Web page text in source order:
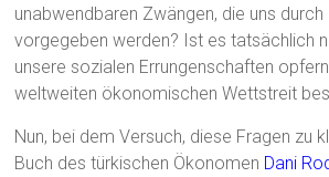
unabwendbaren Zwängen, die uns durch
vorgegeben werden? Ist es tatsächlich
unsere sozialen Errungenschaften
weltweiten ökonomischen Wettstreit
Nun, bei dem Versuch, diese Fragen zu
Buch des türkischen Ökonomen Dani